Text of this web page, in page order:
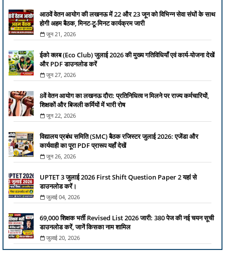
आठवें वेतन आयोग की लखनऊ में 22 और 23 जून को विभिन्न सेवा संघों के साथ
होगी अहम बैठक, मिनट-टू-मिनट कार्यक्रम जारी
जून 21, 2026
ईको क्लब (Eco Club) जुलाई 2026 की मुख्य गतिविधियाँ एवं कार्य-योजना देखें
और PDF डाउनलोड करें
जून 27, 2026
8वें वेतन आयोग का लखनऊ दौरा: प्रतिनिधित्व न मिलने पर राज्य कर्मचारियों,
शिक्षकों और बिजली कर्मियों में भारी रोष
जून 22, 2026
विद्यालय प्रबंध समिति (SMC) बैठक रजिस्टर जुलाई 2026: एजेंडा और
कार्यवाही का पूरा PDF प्रारूप यहाँ देखें
जून 26, 2026
UPTET 3 जुलाई 2026 First Shift Question Paper 2 यहां से
डाउनलोड करें।
जुलाई 04, 2026
69,000 शिक्षक भर्ती Revised List 2026 जारी: 380 पेज की नई चयन सूची
डाउनलोड करें, जानें किसका नाम शामिल
जुलाई 20, 2026